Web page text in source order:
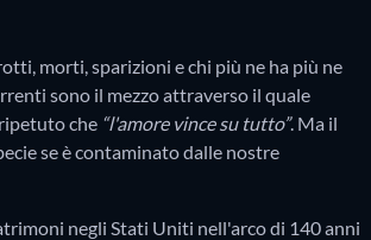
morti, sparizioni e chi più ne ha più ne
sono il mezzo attraverso il quale
che “l'amore vince su tutto”. Ma il
se è contaminato dalle nostre
negli Stati Uniti nell'arco di 140 anni